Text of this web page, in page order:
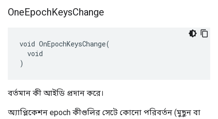
OneEpochKeysChange
void OnEpochKeysChange(
  void
)
বর্তমান কী আইডি প্রদান করে।
অ্যাপ্লিকেশন epoch কীগুলির সেটে কোনো পরিবর্তন (মুছুন বা